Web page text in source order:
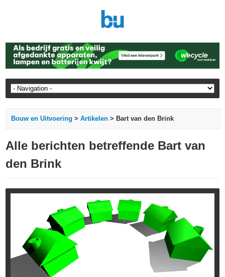
Bouw en Uitvoering >Artikelen > Bart van den Brink
Alle berichten betreffende Bart van
den Brink